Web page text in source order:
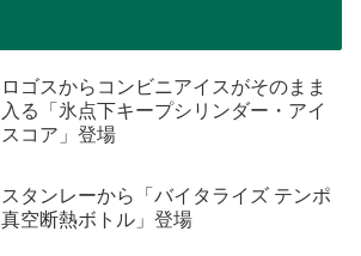
ロゴスからコンビニアイスがそのまま
入る「氷点下キープシリンダー・アイ
スコア」登場
スタンレーから「バイタライズ テンポ
真空断熱ボトル」登場